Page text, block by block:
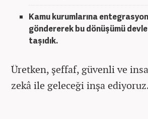
Kamu kurumlarına
göndererek bu dönüşümü
taşıdık.
Üretken, şeffaf, güvenli ve
zekâ ile geleceği inşa